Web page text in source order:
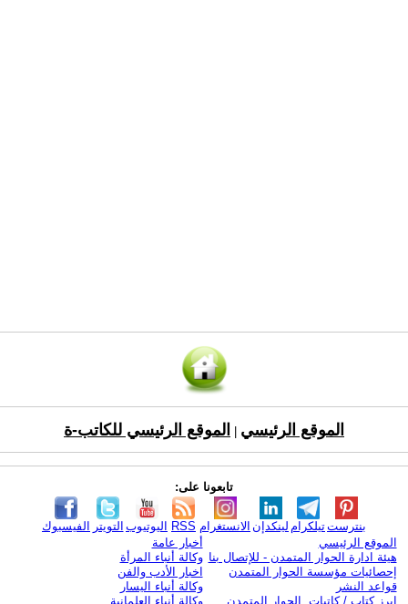
الموقع الرئيسي الموقع الرئيسي للكاتب-ة
تابعونا على:
الفيسبوك التويتر اليوتيوب RSS الانستغرام لينكدإن تيلكرامبنترست
الموقع الرئيسي
هيئة ادارة الحوار المتمدن - للإتصال بنا
إحصائيات مؤسسة الحوار المتمدن
قواعد النشر
ابرز كتاب / كاتبات الحوار المتمدن
أخبار عامة
وكالة أنباء المرأة
اخبار الأدب والفن
وكالة أنباء اليسار
وكالة أنباء العلمانية